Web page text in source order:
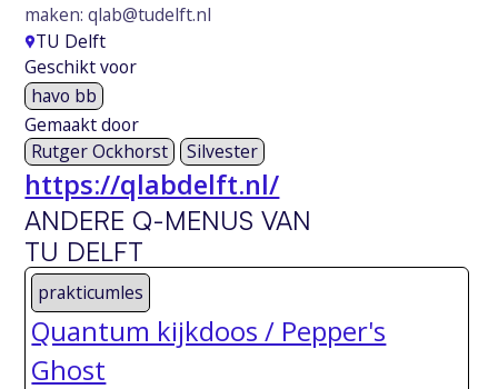
maken: qlab@tudelft.nl
TU Delft
Geschikt voor
havo bb
Gemaakt door
Rutger Ockhorst
Silvester
https://qlabdelft.nl/
ANDERE Q-MENUS VAN
TU DELFT
prakticumles
Quantum kijkdoos / Pepper's
Ghost